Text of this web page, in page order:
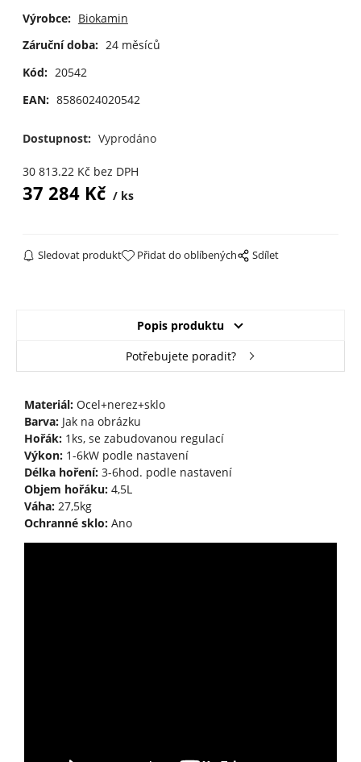
Výrobce: Biokamin
Záruční doba: 24 měsíců
Kód: 20542
EAN: 8586024020542
Dostupnost: Vyprodáno
30 813.22 Kč bez DPH
37 284Kč ks
Sledovat produkt Přidat do oblíbených Sdílet
Popis produktu
Potřebujete poradit?
Materiál:Ocel+nerez+sklo
Barva:Jak na obrázku
Hořák:1ks, se zabudovanou regulací
Výkon:1-6kW podle nastavení
Délka hoření:3-6hod. podle nastavení
Objem hořáku:4,5L
Váha:27,5kg
Ochranné sklo:Ano